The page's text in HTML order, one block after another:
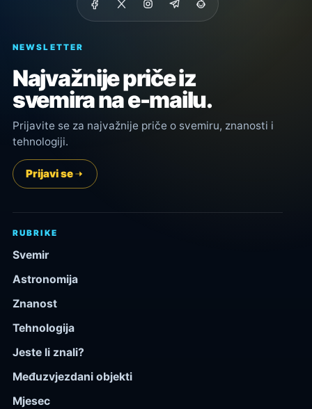
NEWSLETTER
Najvažnije priče iz
svemira na e-mailu.
Prijavite se za najvažnije priče o svemiru, znanosti i
tehnologiji.
Prijavi se
RUBRIKE
Svemir
Astronomija
Znanost
Tehnologija
Jeste li znali?
Međuzvjezdani objekti
Mjesec